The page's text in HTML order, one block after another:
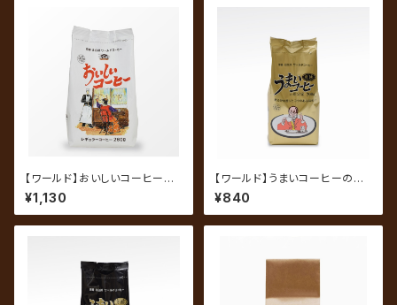
【ワールド】おいしいコーヒー 2
60g（中挽き）
¥1,130
【ワールド】うまいコーヒーの指
定席 爽快ブレンド 200g（中
挽き）
¥840